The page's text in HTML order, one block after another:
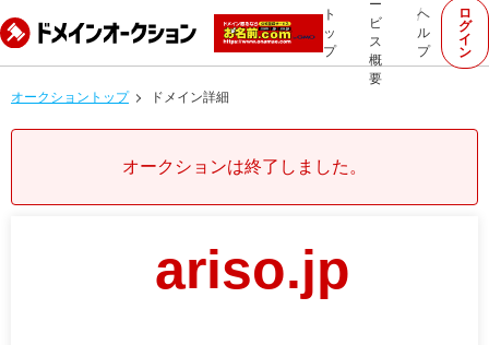
ト
ッ
プ
ー
ビ
ス
概
要
ヘ
ル
プ
ロ
グ
イ
ン
オークショントップ ドメイン詳細
オークションは終了しました。
ariso.jp